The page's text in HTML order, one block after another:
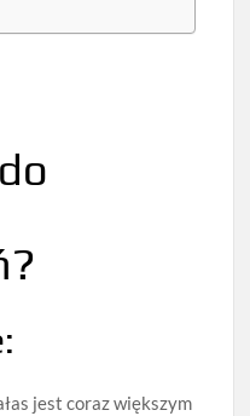
jest coraz większym